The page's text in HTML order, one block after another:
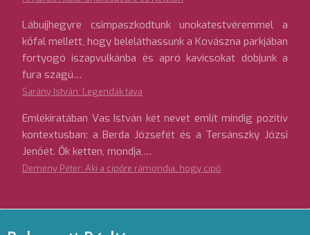
Lábujjhegyre csimpaszkodtunk unokatestvéremmel a
kőfal mellett, hogy beleláthassunk a Kovászna parkjában
fortyogó iszapvulkánba és apró kavicsokat dobjunk a
fura szagú…
Sarány István: Legendák tava
Emlékiratában Vas István két nevet említ mindig pozitív
kontextusban: a Berda Józsefét és a Tersánszky Józsi
Jenőét. Ők ketten, mondja,…
Demény Péter: Aki a cipőre rámondja, hogy cipő